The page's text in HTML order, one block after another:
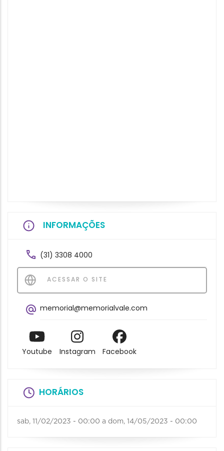
INFORMAÇÕES
(31) 3308 4000
ACESSAR O SITE
memorial@memorialvale.com
Youtube Instagram Facebook
HORÁRIOS
sab, 11/02/2023 - 00:00 a dom, 14/05/2023 - 00:00